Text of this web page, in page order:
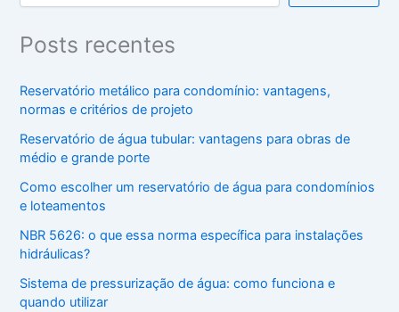
Posts recentes
Reservatório metálico para condomínio: vantagens,
normas e critérios de projeto
Reservatório de água tubular: vantagens para obras de
médio e grande porte
Como escolher um reservatório de água para condomínios
e loteamentos
NBR 5626: o que essa norma específica para instalações
hidráulicas?
Sistema de pressurização de água: como funciona e
quando utilizar